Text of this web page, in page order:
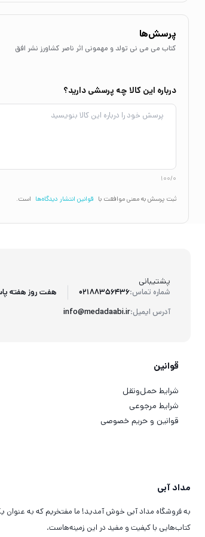
پرسش‌ها
کتاب می می نی تولد و مهمونی اثر ناصر کشاورز نشر افق
درباره این کالا چه پرسشی دارید؟
100/0
ثبت پرسش به معنی موافقت با قوانین انتشار دیدگاه‌ها است.
پشتیبانی
شماره تماس:02188356436
آدرس ایمیل:info@medadaabi.ir
هفت روز هفته
قوانین
شرایط حمل‌ونقل
شرایط مرجوعی
قوانین و حریم خصوصی
مداد آبی
به فروشگاه مداد آبی خوش آمدید! ما مفتخریم که به عنوان
کتاب‌هایی با کیفیت و مفید در این زمینه‌هاست.